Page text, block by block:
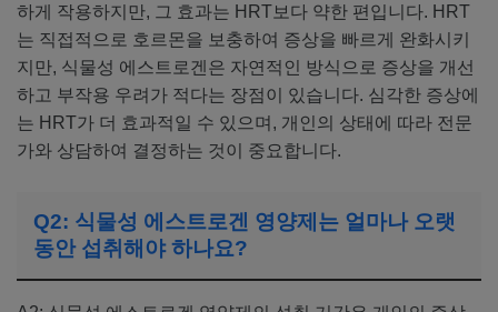
하게 작용하지만, 그 효과는 HRT보다 약한 편입니다. HRT
는 직접적으로 호르몬을 보충하여 증상을 빠르게 완화시키
지만, 식물성 에스트로겐은 자연적인 방식으로 증상을 개선
하고 부작용 우려가 적다는 장점이 있습니다. 심각한 증상에
는 HRT가 더 효과적일 수 있으며, 개인의 상태에 따라 전문
가와 상담하여 결정하는 것이 중요합니다.
Q2: 식물성 에스트로겐 영양제는 얼마나 오랫
동안 섭취해야 하나요?